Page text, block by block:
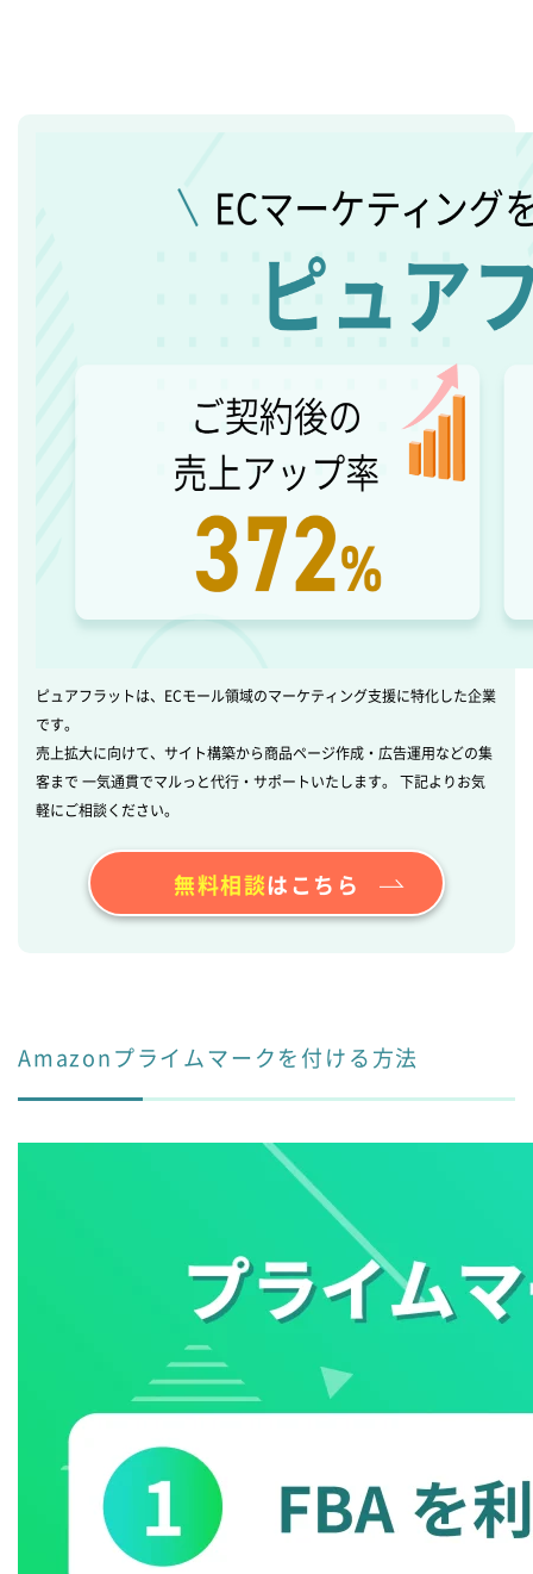
ピュアフラットは、ECモール領域のマーケティング支援に特化した企業
です。
売上拡大に向けて、サイト構築から商品ページ作成・広告運用などの集
客まで 一気通貫でマルっと代行・サポートいたします。 下記よりお気
軽にご相談ください。
無料相談はこちら
Amazonプライムマークを付ける方法